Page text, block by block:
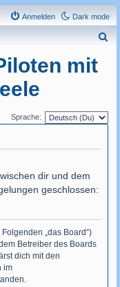
Dark mode
Anmelden
mit
Sprache:
dir und dem
geschlossen:
„das Board“)
Betreiber des Boards
dich mit den
im